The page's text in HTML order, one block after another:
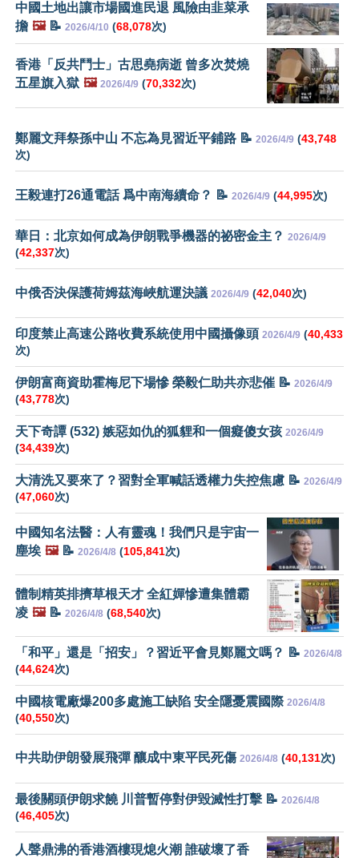
中國土地出讓市場國進民退 風險由韭菜承
擔 🖼️📝 2026/4/10 (68,078次)
香港「反共鬥士」古思堯病逝 曾多次焚燒
五星旗入獄 🖼️ 2026/4/9 (70,332次)
鄭麗文拜祭孫中山 不忘為見習近平鋪路 📝 2026/4/9 (43,748
次)
王毅連打26通電話 爲中南海續命？ 📝 2026/4/9 (44,995次)
華日：北京如何成為伊朗戰爭機器的祕密金主？ 2026/4/9
(42,337次)
中俄否決保護荷姆茲海峽航運決議 2026/4/9 (42,040次)
印度禁止高速公路收費系統使用中國攝像頭 2026/4/9 (40,433
次)
伊朗富商資助霍梅尼下場慘 榮毅仁助共亦悲催 📝 2026/4/9
(43,778次)
天下奇譚 (532) 嫉惡如仇的狐貍和一個癡傻女孩 2026/4/9
(34,439次)
大清洗又要來了？習對全軍喊話透權力失控焦慮 📝 2026/4/9
(47,060次)
中國知名法醫：人有靈魂！我們只是宇宙一
塵埃 🖼️📝 2026/4/8 (105,841次)
體制精英排擠草根天才 全紅嬋慘遭集體霸
凌 🖼️📝 2026/4/8 (68,540次)
「和平」還是「招安」？習近平會見鄭麗文嗎？ 📝 2026/4/8
(44,624次)
中國核電廠爆200多處施工缺陷 安全隱憂震國際 2026/4/8
(40,550次)
中共助伊朗發展飛彈 釀成中東平民死傷 2026/4/8 (40,131次)
最後關頭伊朗求饒 川普暫停對伊毀滅性打擊 📝 2026/4/8
(46,405次)
人聲鼎沸的香港酒樓現熄火潮 誰破壞了香